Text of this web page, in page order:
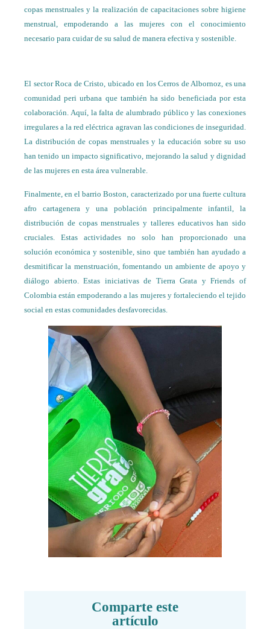
copas menstruales y la realización de capacitaciones sobre higiene
menstrual, empoderando a las mujeres con el conocimiento
necesario para cuidar de su salud de manera efectiva y sostenible.
El sector Roca de Cristo, ubicado en los Cerros de Albornoz, es una
comunidad peri urbana que también ha sido beneficiada por esta
colaboración. Aquí, la falta de alumbrado público y las conexiones
irregulares a la red eléctrica agravan las condiciones de inseguridad.
La distribución de copas menstruales y la educación sobre su uso
han tenido un impacto significativo, mejorando la salud y dignidad
de las mujeres en esta área vulnerable.
Finalmente, en el barrio Boston, caracterizado por una fuerte cultura
afro cartagenera y una población principalmente infantil, la
distribución de copas menstruales y talleres educativos han sido
cruciales. Estas actividades no solo han proporcionado una
solución económica y sostenible, sino que también han ayudado a
desmitificar la menstruación, fomentando un ambiente de apoyo y
diálogo abierto. Estas iniciativas de Tierra Grata y Friends of
Colombia están empoderando a las mujeres y fortaleciendo el tejido
social en estas comunidades desfavorecidas.
Comparte este
artículo